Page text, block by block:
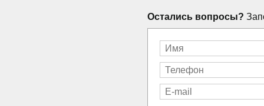
Остались вопросы?